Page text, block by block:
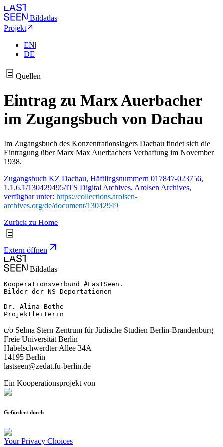
Bildatlas
Projekt
EN|
DE
Quellen
Eintrag zu Marx Auerbacher
im Zugangsbuch von Dachau
Im Zugangsbuch des Konzentrationslagers Dachau findet sich die
Eintragung über Marx Max Auerbachers Verhaftung im November
1938.
Zugangsbuch KZ Dachau, Häftlingsnummern 017847-023756,
1.1.6.1/130429495/ITS Digital Archives, Arolsen Archives,
verfügbar unter: https://collections.arolsen-
archives.org/de/document/13042949
Zurück zu Home
Extern öffnen
Bildatlas
Kooperationsverbund #LastSeen.
Bilder der NS-Deportationen
Dr. Alina Bothe
Projektleiterin
c/o Selma Stern Zentrum für Jüdische Studien Berlin-Brandenburg
Freie Universität Berlin
Habelschwerdter Allee 34A
14195 Berlin
lastseen@zedat.fu-berlin.de
Ein Kooperationsprojekt von
Gefördert durch
Your Privacy Choices